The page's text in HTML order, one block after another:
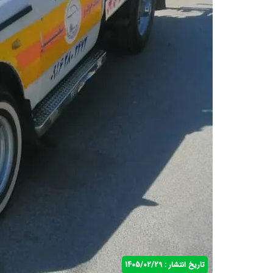
تاریخ انتشار : 1405/02/29